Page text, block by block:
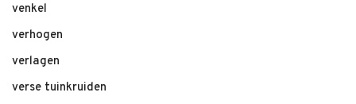
venkel
verhogen
verlagen
verse tuinkruiden